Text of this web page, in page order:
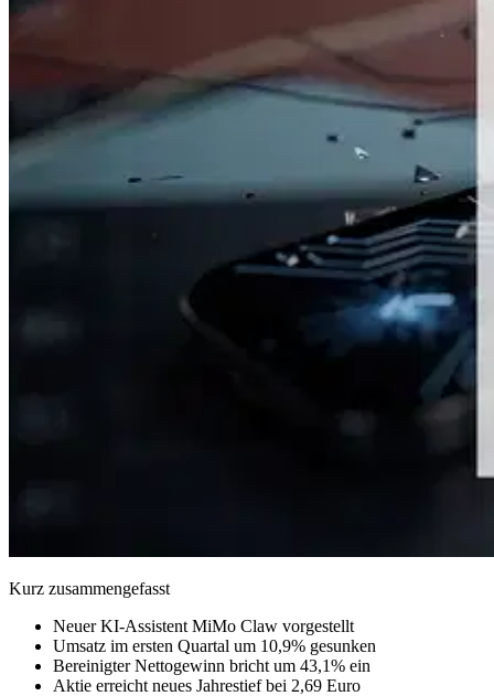
Kurz zusammengefasst
Neuer KI-Assistent MiMo Claw vorgestellt
Umsatz im ersten Quartal um 10,9% gesunken
Bereinigter Nettogewinn bricht um 43,1% ein
Aktie erreicht neues Jahrestief bei 2,69 Euro